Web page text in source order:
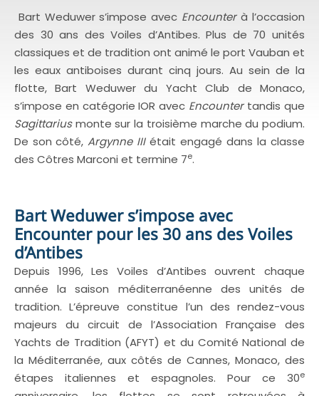
Bart Weduwer s’impose avec Encounterà l’occasion
des 30 ans des Voiles d’Antibes. Plus de 70 unités
classiques et de tradition ont animé le port Vauban et
les eaux antiboises durant cinq jours. Au sein de la
flotte, Bart Weduwer du Yacht Club de Monaco,
s’impose en catégorie IOR avec Encountertandis que
Sagittariusmonte sur la troisième marche du podium.
De son côté, Argynne IIIétait engagé dans la classe
des Côtres Marconi et termine 7e.
Bart Weduwer s’impose avec
Encounter pour les 30 ans des Voiles
d’Antibes
Depuis 1996, Les Voiles d’Antibes ouvrent chaque
année la saison méditerranéenne des unités de
tradition. L’épreuve constitue l’un des rendez-vous
majeurs du circuit de l’Association Française des
Yachts de Tradition (AFYT) et du Comité National de
la Méditerranée, aux côtés de Cannes, Monaco, des
étapes italiennes et espagnoles. Pour ce 30e